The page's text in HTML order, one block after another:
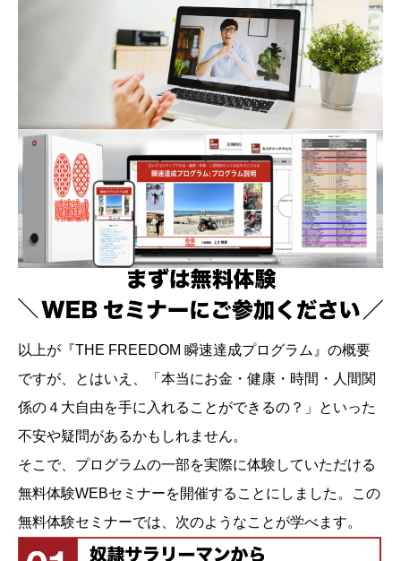
以上が『THE FREEDOM 瞬速達成プログラム』の概要
ですが、とはいえ、「本当にお金・健康・時間・人間関
係の４大自由を手に入れることができるの？」といった
不安や疑問があるかもしれません。
そこで、プログラムの一部を実際に体験していただける
無料体験WEBセミナーを開催することにしました。この
無料体験セミナーでは、次のようなことが学べます。